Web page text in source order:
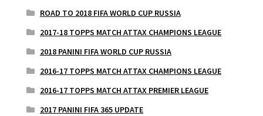
ROAD TO 2018 FIFA WORLD CUP RUSSIA
2017-18 TOPPS MATCH ATTAX CHAMPIONS LEAGUE
2018 PANINI FIFA WORLD CUP RUSSIA
2016-17 TOPPS MATCH ATTAX CHAMPIONS LEAGUE
2016-17 TOPPS MATCH ATTAX PREMIER LEAGUE
2017 PANINI FIFA 365 UPDATE